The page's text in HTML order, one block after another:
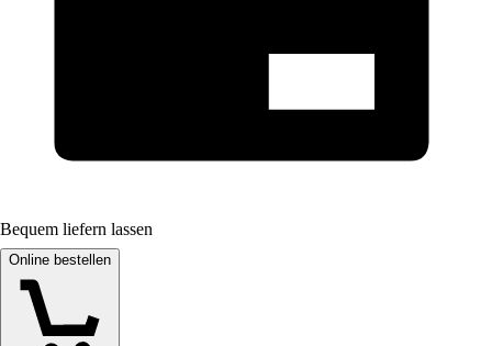
Bequem liefern lassen
Online bestellen